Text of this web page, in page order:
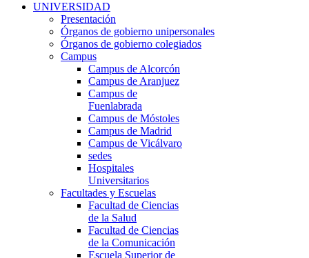
UNIVERSIDAD
Presentación
Órganos de gobierno unipersonales
Órganos de gobierno colegiados
Campus
Campus de Alcorcón
Campus de Aranjuez
Campus de
Fuenlabrada
Campus de Móstoles
Campus de Madrid
Campus de Vicálvaro
sedes
Hospitales
Universitarios
Facultades y Escuelas
Facultad de Ciencias
de la Salud
Facultad de Ciencias
de la Comunicación
Escuela Superior de